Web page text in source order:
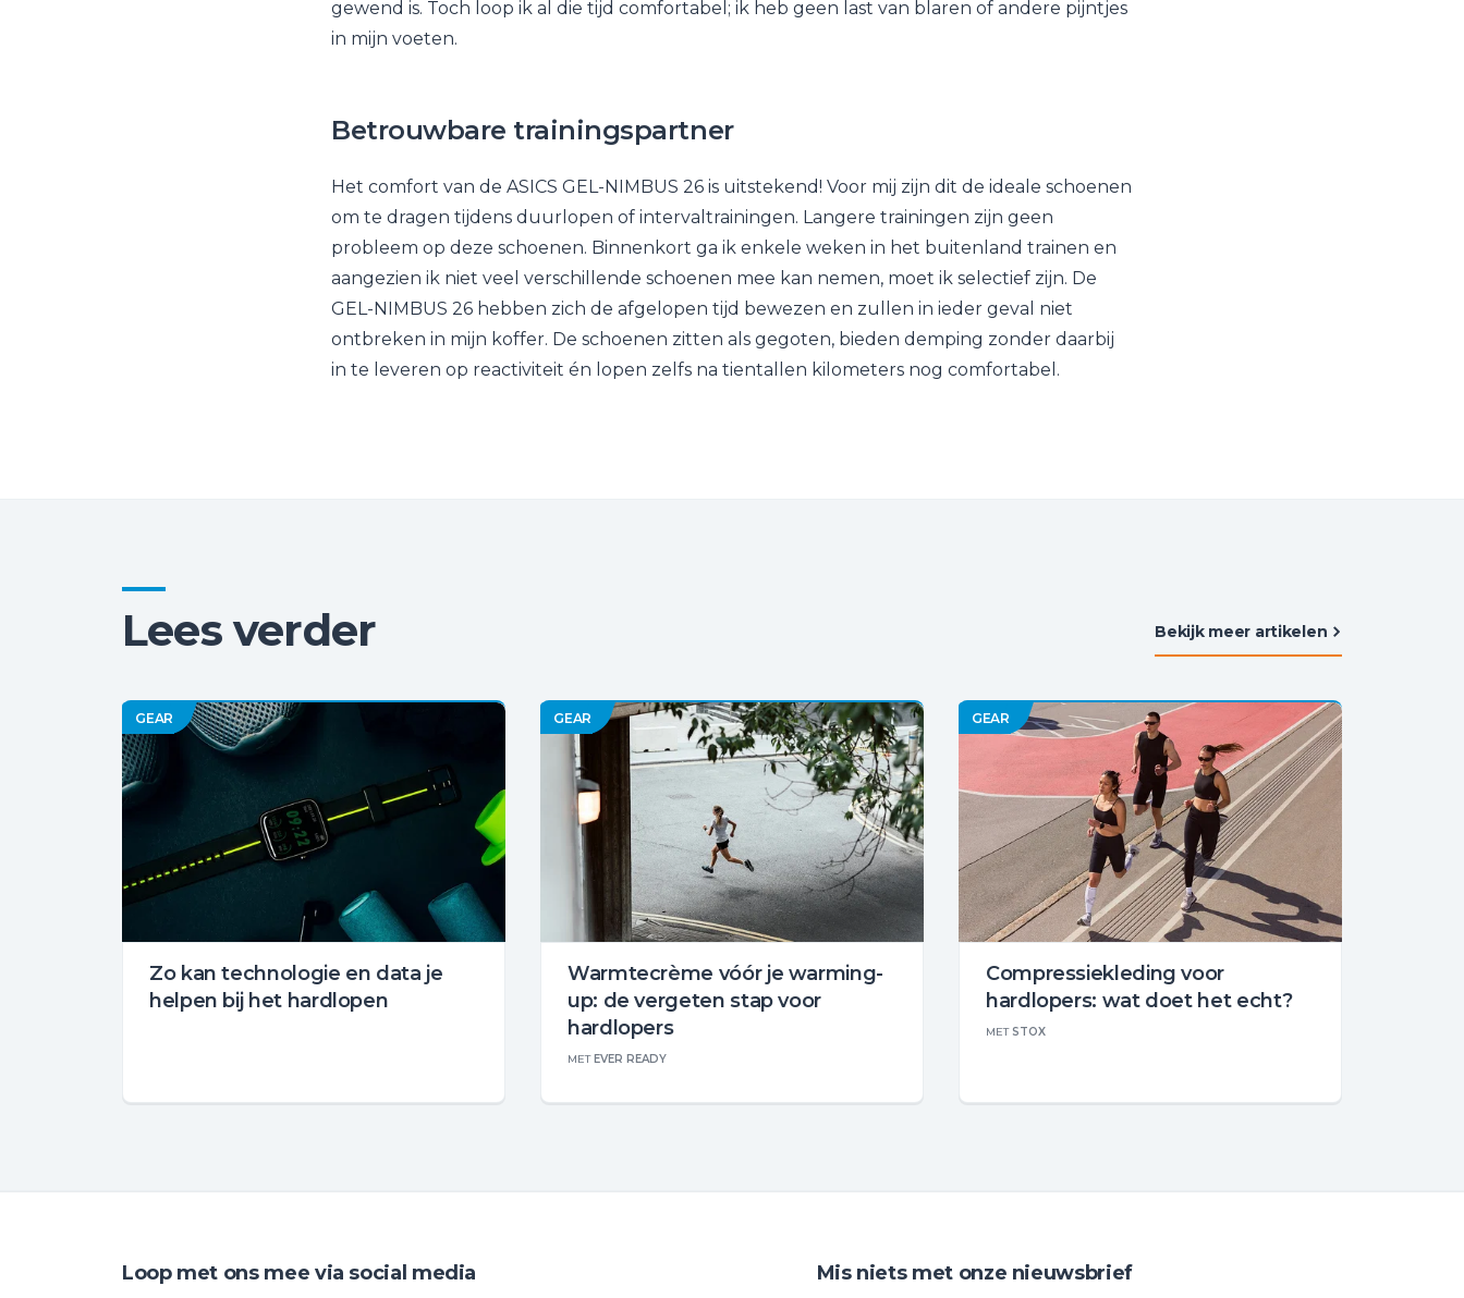
gewend is. Toch loop ik al die tijd comfortabel; ik heb geen last van blaren of andere pijntjes
in mijn voeten.
Betrouwbare trainingspartner
Het comfort van de ASICS GEL-NIMBUS 26 is uitstekend! Voor mij zijn dit de ideale schoenen
om te dragen tijdens duurlopen of intervaltrainingen. Langere trainingen zijn geen
probleem op deze schoenen. Binnenkort ga ik enkele weken in het buitenland trainen en
aangezien ik niet veel verschillende schoenen mee kan nemen, moet ik selectief zijn. De
GEL-NIMBUS 26 hebben zich de afgelopen tijd bewezen en zullen in ieder geval niet
ontbreken in mijn koffer. De schoenen zitten als gegoten, bieden demping zonder daarbij
in te leveren op reactiviteit én lopen zelfs na tientallen kilometers nog comfortabel.
Lees verder Bekijk meer artikelen
GEAR
Zo kan technologie en data je
helpen bij het hardlopen
GEAR
Warmtecrème vóór je warming-
up: de vergeten stap voor
hardlopers
MET EVER READY
GEAR
Compressiekleding voor
hardlopers: wat doet het echt?
MET STOX
Loop met ons mee via social media Mis niets met onze nieuwsbrief